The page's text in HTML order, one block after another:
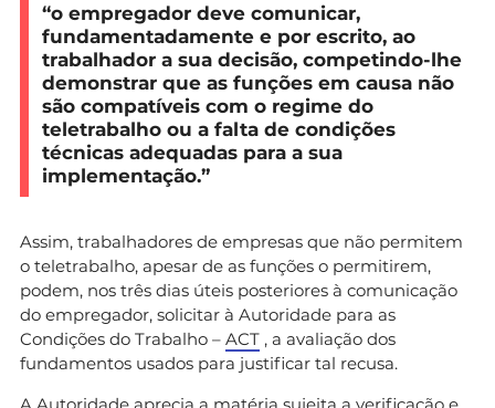
“o empregador deve comunicar,
fundamentadamente e por escrito, ao
trabalhador a sua decisão, competindo-lhe
demonstrar que as funções em causa não
são compatíveis com o regime do
teletrabalho ou a falta de condições
técnicas adequadas para a sua
implementação.”
Assim, trabalhadores de empresas que não permitem
o teletrabalho, apesar de as funções o permitirem,
podem, nos três dias úteis posteriores à comunicação
do empregador, solicitar à Autoridade para as
Condições do Trabalho – ACT , a avaliação dos
fundamentos usados para justificar tal recusa.
A Autoridade aprecia a matéria sujeita a verificação e